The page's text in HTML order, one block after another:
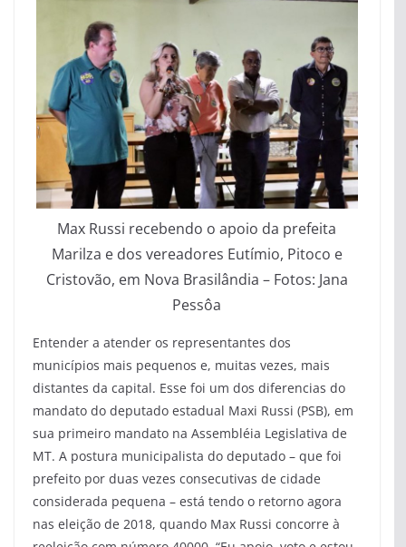
Max Russi recebendo o apoio da prefeita
Marilza e dos vereadores Eutímio, Pitoco e
Cristovão, em Nova Brasilândia – Fotos: Jana
Pessôa
Entender a atender os representantes dos
municípios mais pequenos e, muitas vezes, mais
distantes da capital. Esse foi um dos diferencias do
mandato do deputado estadual Maxi Russi (PSB), em
sua primeiro mandato na Assembléia Legislativa de
MT. A postura municipalista do deputado – que foi
prefeito por duas vezes consecutivas de cidade
considerada pequena – está tendo o retorno agora
nas eleição de 2018, quando Max Russi concorre à